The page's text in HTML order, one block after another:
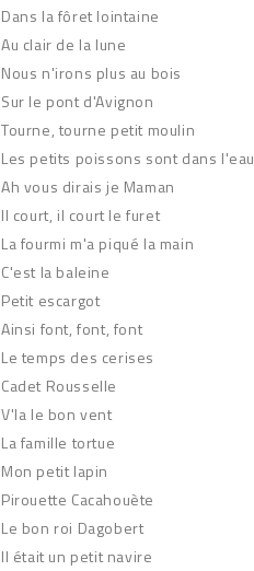
Dans la fôret lointaine
Au clair de la lune
Nous n'irons plus au bois
Sur le pont d'Avignon
Tourne, tourne petit moulin
Les petits poissons sont dans l'eau
Ah vous dirais je Maman
Il court, il court le furet
La fourmi m'a piqué la main
C'est la baleine
Petit escargot
Ainsi font, font, font
Le temps des cerises
Cadet Rousselle
V'la le bon vent
La famille tortue
Mon petit lapin
Pirouette Cacahouète
Le bon roi Dagobert
Il était un petit navire